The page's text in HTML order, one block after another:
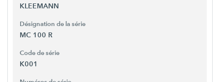
KLEEMANN
Désignation de la série
MC 100 R
Code de série
K001